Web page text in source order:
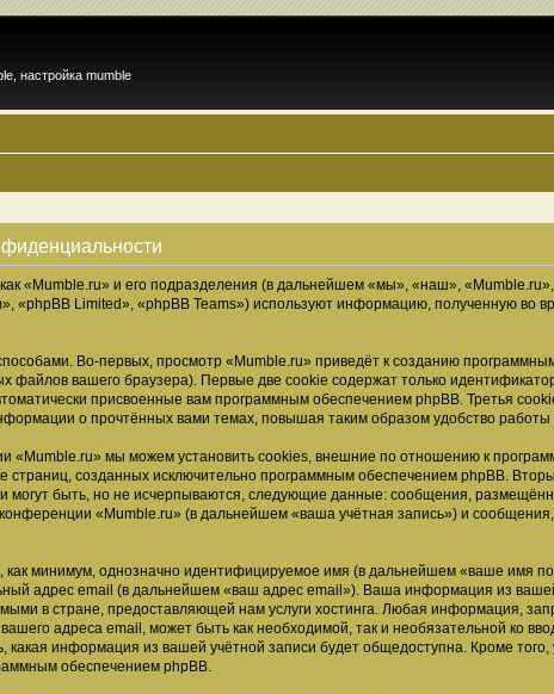
настройка mumble
«Mumble.ru» и его подразделения (в дальнейшем «мы», «наш»,
«phpBB Limited», «phpBB Teams») используют информацию, полученную во
Во-первых, просмотр «Mumble.ru» приведёт к созданию
файлов вашего браузера). Первые две cookie содержат только
присвоенные вам программным обеспечением phpBB. Третья
о прочтённых вами темах, повышая таким образом удобство работы
«Mumble.ru» мы можем установить cookies, внешние по отношению к
страниц, созданных исключительно программным обеспечением phpBB.
быть, но не исчерпываются, следующие данные: сообщения,
«Mumble.ru» (в дальнейшем «ваша учётная запись») и
как минимум, однозначно идентифицируемое имя (в дальнейшем «ваше имя
адрес email (в дальнейшем «ваш адрес email»). Ваша информация из
в стране, предоставляющей нам услуги хостинга. Любая информация,
адреса email, может быть как необходимой, так и необязательной ко
какая информация из вашей учётной записи будет общедоступна. Кроме того,
обеспечением phpBB.